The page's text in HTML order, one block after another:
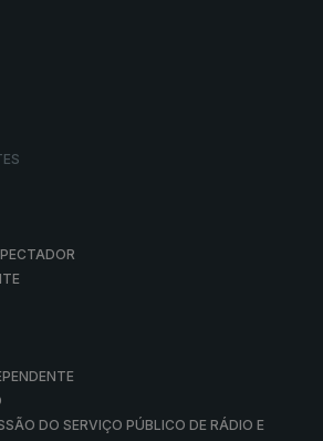
DO SERVIÇO PÚBLICO DE RÁDIO E